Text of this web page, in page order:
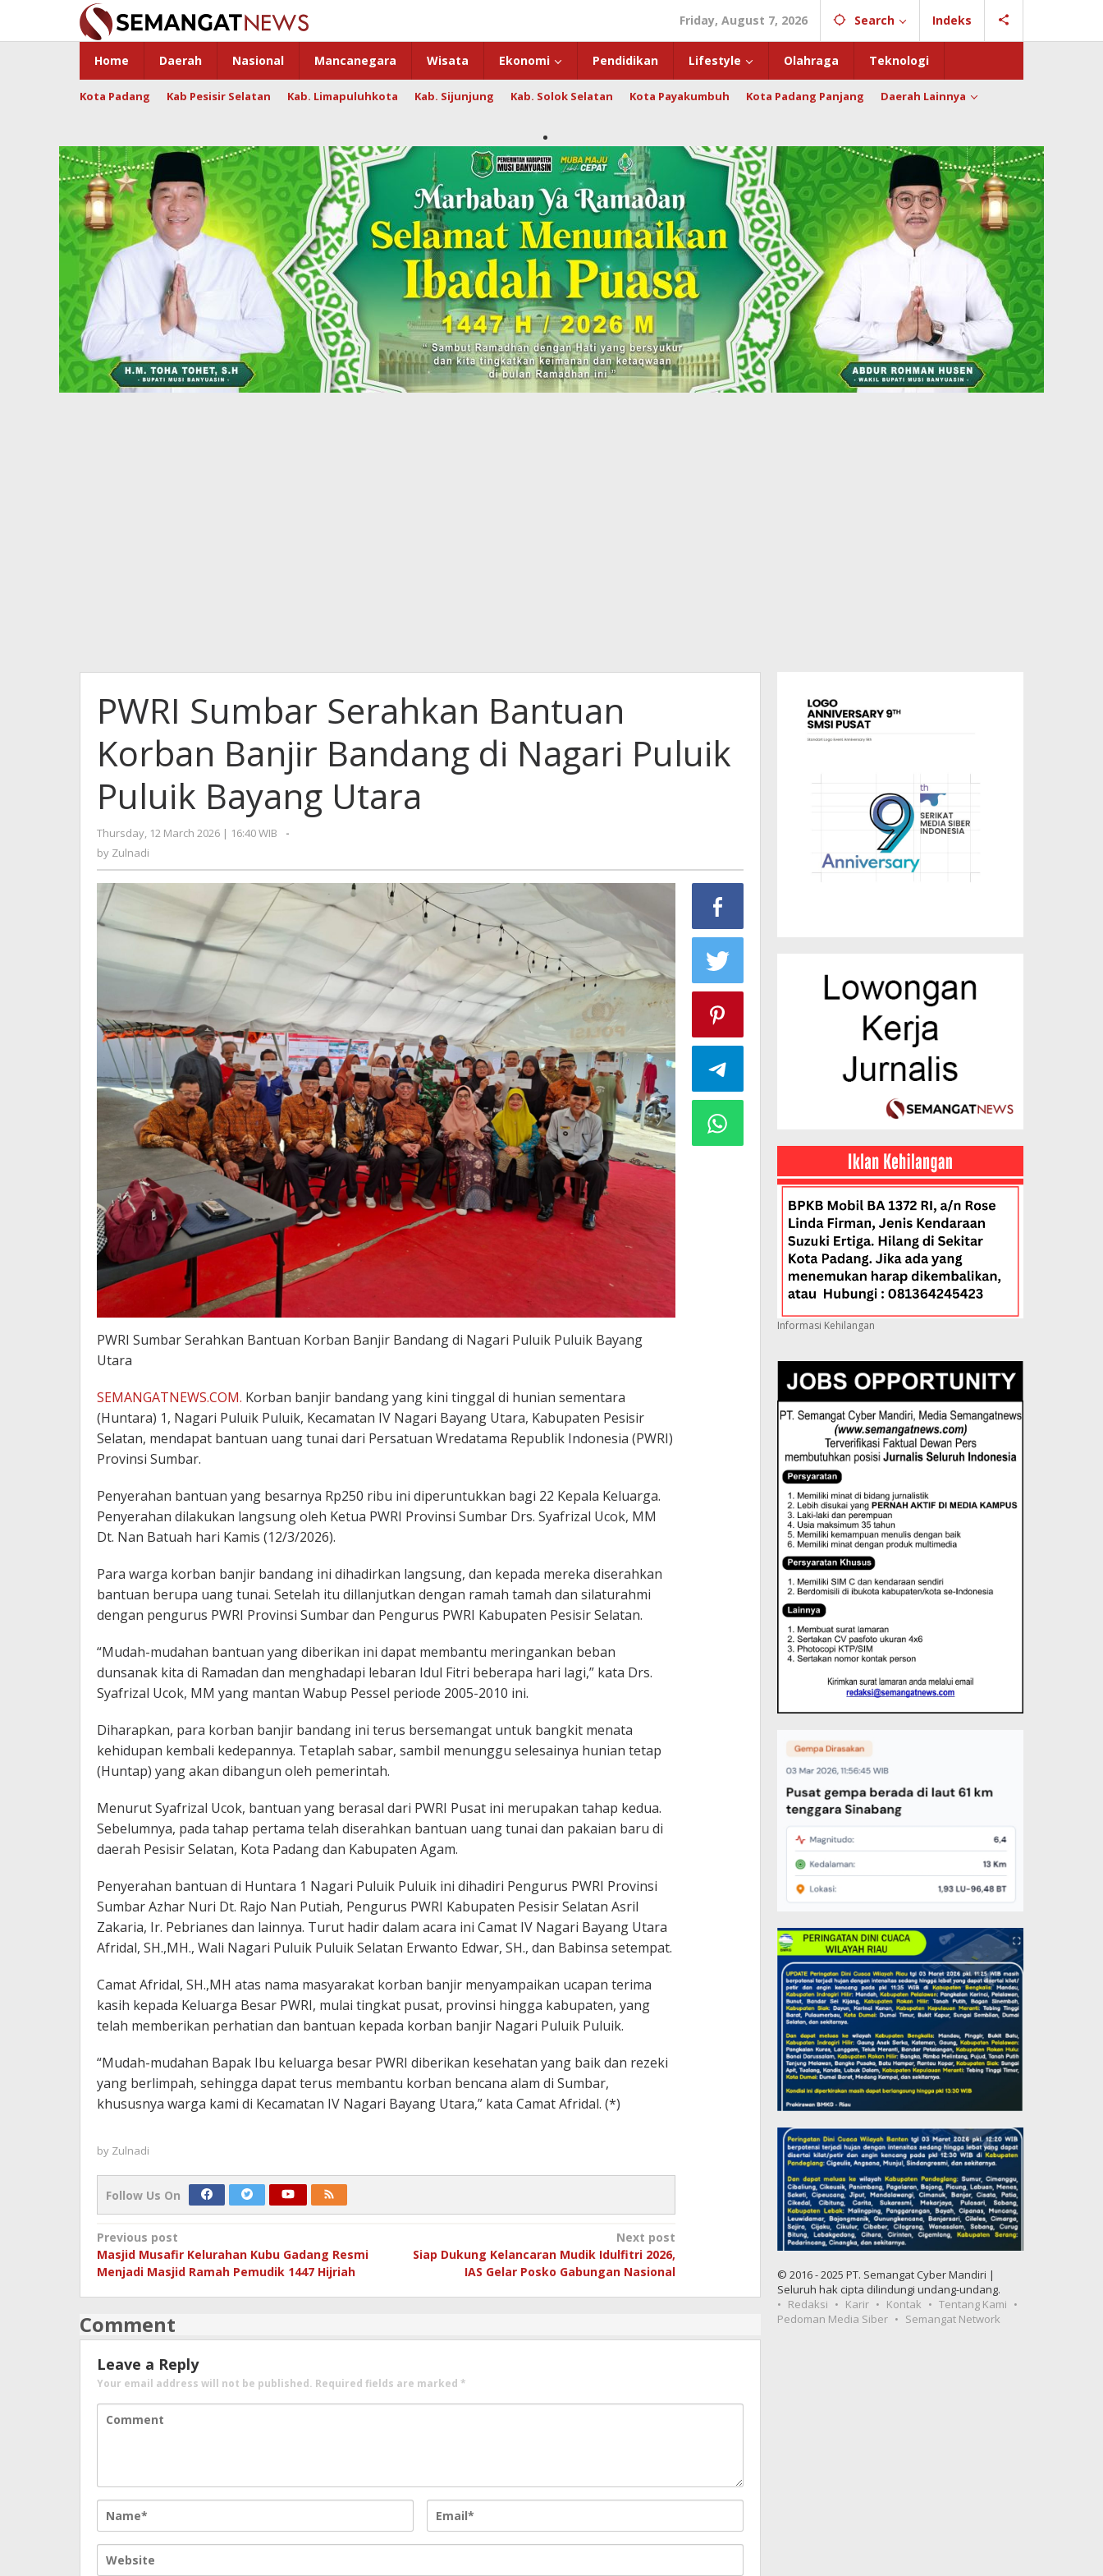
content
Friday, August 7, 2026 Search Indeks
Home Daerah Nasional Mancanegara Wisata Ekonomi Pendidikan Lifestyle Olahraga Teknologi
Kota Padang Kab Pesisir Selatan Kab. Limapuluhkota Kab. Sijunjung Kab. Solok Selatan Kota Payakumbuh Kota Padang Panjang Daerah Lainnya
PWRI Sumbar Serahkan Bantuan
Korban Banjir Bandang di Nagari Puluik
Puluik Bayang Utara
Thursday, 12 March 2026 | 16:40 WIB
by
-
by Zulnadi
PWRI Sumbar Serahkan Bantuan Korban Banjir Bandang di Nagari Puluik Puluik Bayang
Utara
SEMANGATNEWS.COM. Korban banjir bandang yang kini tinggal di hunian sementara
(Huntara) 1, Nagari Puluik Puluik, Kecamatan IV Nagari Bayang Utara, Kabupaten Pesisir
Selatan, mendapat bantuan uang tunai dari Persatuan Wredatama Republik Indonesia (PWRI)
Provinsi Sumbar.
Penyerahan bantuan yang besarnya Rp250 ribu ini diperuntukkan bagi 22 Kepala Keluarga.
Penyerahan dilakukan langsung oleh Ketua PWRI Provinsi Sumbar Drs. Syafrizal Ucok, MM
Dt. Nan Batuah hari Kamis (12/3/2026).
Para warga korban banjir bandang ini dihadirkan langsung, dan kepada mereka diserahkan
bantuan berupa uang tunai. Setelah itu dillanjutkan dengan ramah tamah dan silaturahmi
dengan pengurus PWRI Provinsi Sumbar dan Pengurus PWRI Kabupaten Pesisir Selatan.
“Mudah-mudahan bantuan yang diberikan ini dapat membantu meringankan beban
dunsanak kita di Ramadan dan menghadapi lebaran Idul Fitri beberapa hari lagi,” kata Drs.
Syafrizal Ucok, MM yang mantan Wabup Pessel periode 2005-2010 ini.
Diharapkan, para korban banjir bandang ini terus bersemangat untuk bangkit menata
kehidupan kembali kedepannya. Tetaplah sabar, sambil menunggu selesainya hunian tetap
(Huntap) yang akan dibangun oleh pemerintah.
Menurut Syafrizal Ucok, bantuan yang berasal dari PWRI Pusat ini merupakan tahap kedua.
Sebelumnya, pada tahap pertama telah diserahkan bantuan uang tunai dan pakaian baru di
daerah Pesisir Selatan, Kota Padang dan Kabupaten Agam.
Penyerahan bantuan di Huntara 1 Nagari Puluik Puluik ini dihadiri Pengurus PWRI Provinsi
Sumbar Azhar Nuri Dt. Rajo Nan Putiah, Pengurus PWRI Kabupaten Pesisir Selatan Asril
Zakaria, Ir. Pebrianes dan lainnya. Turut hadir dalam acara ini Camat IV Nagari Bayang Utara
Afridal, SH.,MH., Wali Nagari Puluik Puluik Selatan Erwanto Edwar, SH., dan Babinsa setempat.
Camat Afridal, SH.,MH atas nama masyarakat korban banjir menyampaikan ucapan terima
kasih kepada Keluarga Besar PWRI, mulai tingkat pusat, provinsi hingga kabupaten, yang
telah memberikan perhatian dan bantuan kepada korban banjir Nagari Puluik Puluik.
“Mudah-mudahan Bapak Ibu keluarga besar PWRI diberikan kesehatan yang baik dan rezeki
yang berlimpah, sehingga dapat terus membantu korban bencana alam di Sumbar,
khususnya warga kami di Kecamatan IV Nagari Bayang Utara,” kata Camat Afridal. (*)
by Zulnadi
Follow Us On
Post
navigation
Previous post
Masjid Musafir Kelurahan Kubu Gadang Resmi
Menjadi Masjid Ramah Pemudik 1447 Hijriah
Next post
Siap Dukung Kelancaran Mudik Idulfitri 2026,
IAS Gelar Posko Gabungan Nasional
Comment
Leave a Reply
Your email address will not be published. Required fields are marked *
Informasi Kehilangan
© 2016 - 2025 PT. Semangat Cyber Mandiri |
Seluruh hak cipta dilindungi undang-undang.
Redaksi
Karir Kontak
Tentang Kami
Pedoman Media Siber
Semangat Network